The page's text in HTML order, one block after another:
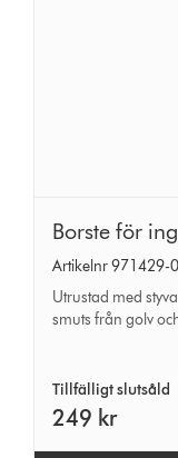
Borste
för
ingrodd
smuts
Borste för
Artikelnr 971429-
Utrustad med
smuts från golv
Tillfälligt slutsåld
249 kr